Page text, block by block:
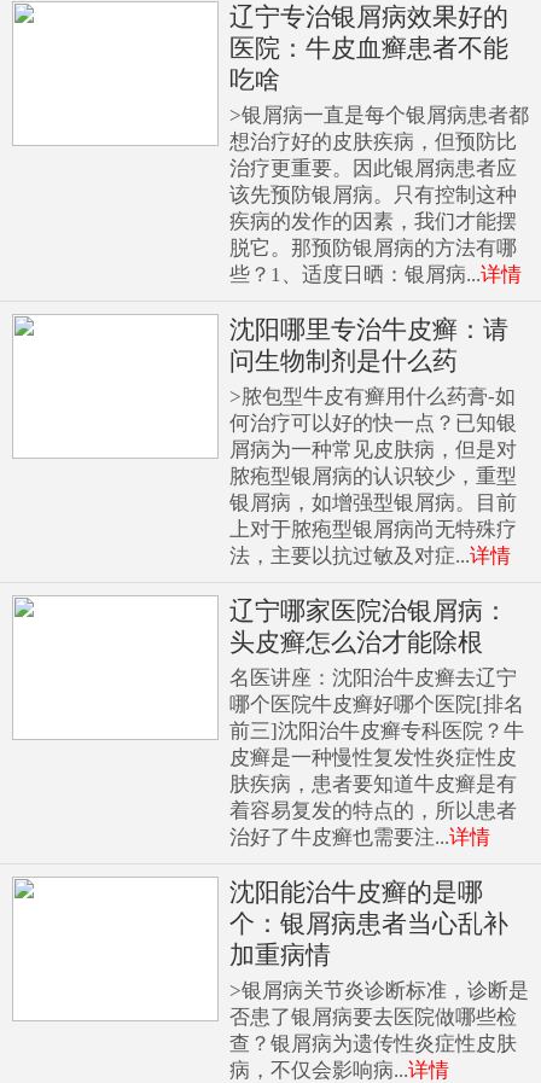
辽宁专治银屑病效果好的
医院：牛皮血癣患者不能
吃啥
>银屑病一直是每个银屑病患者都
想治疗好的皮肤疾病，但预防比
治疗更重要。因此银屑病患者应
该先预防银屑病。只有控制这种
疾病的发作的因素，我们才能摆
脱它。那预防银屑病的方法有哪
些？1、适度日晒：银屑病...详情
沈阳哪里专治牛皮癣：请
问生物制剂是什么药
>脓包型牛皮有癣用什么药膏-如
何治疗可以好的快一点？已知银
屑病为一种常见皮肤病，但是对
脓疱型银屑病的认识较少，重型
银屑病，如增强型银屑病。目前
上对于脓疱型银屑病尚无特殊疗
法，主要以抗过敏及对症...详情
辽宁哪家医院治银屑病：
头皮癣怎么治才能除根
名医讲座：沈阳治牛皮癣去辽宁
哪个医院牛皮癣好哪个医院[排名
前三]沈阳治牛皮癣专科医院？牛
皮癣是一种慢性复发性炎症性皮
肤疾病，患者要知道牛皮癣是有
着容易复发的特点的，所以患者
治好了牛皮癣也需要注...详情
沈阳能治牛皮癣的是哪
个：银屑病患者当心乱补
加重病情
>银屑病关节炎诊断标准，诊断是
否患了银屑病要去医院做哪些检
查？银屑病为遗传性炎症性皮肤
病，不仅会影响病...详情